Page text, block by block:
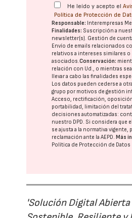
He leído y acepto el
Política de Protección de
Responsable: Interempresas
Finalidades: Suscripción a
newsletter(s). Gestión de
Envío de emails relacionados
relativos a intereses similares o
asociados.Conservación:
relación con Ud., o mientras
llevar a cabo las finalidades
Los datos pueden cederse a
grupo por motivos de gestión
Acceso, rectificación,
portabilidad, limitación del
decisiones automatizadas:
nuestro DPD. Si considera que
se ajusta a la normativa vigente,
reclamación ante laAEPD. Más
Política de Protección de Datos
'Solución Digital